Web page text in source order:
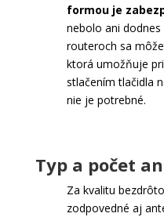
formou je
nebolo ani
routeroch sa
ktorá umožňuje
stlačením tlačidla
nie je potrebné.
Typ a počet
Za kvalitu
zodpovedné aj